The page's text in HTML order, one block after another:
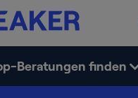
Beratungen finden